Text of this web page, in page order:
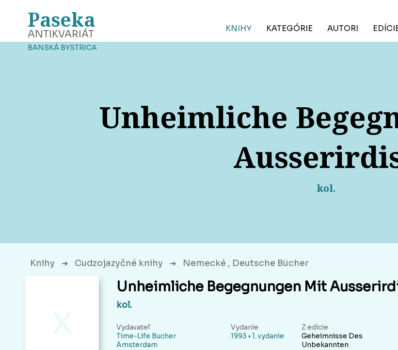
Paseka
ANTIKVARIÁT
BANSKÁ BYSTRICA
KNIHY KATEGÓRIE AUTORI
Unheimliche
kol.
Knihy ➔ Cudzojazyčné knihy ➔ Nemecké , Deutsche Bücher
Unheimliche Begegnungen Mit
kol.
Vydavateľ
Time-Life Bucher
Amsterdam
Vydanie
1993 • 1. vydanie
Z edície
Geheimnisse Des
Unbekannten